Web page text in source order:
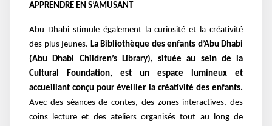
APPRENDRE EN S’AMUSANT
Abu Dhabi stimule également la curiosité et la créativité
des plus jeunes. La Bibliothèque des enfants d’Abu Dhabi
(Abu Dhabi Children’s Library), située au sein de la
Cultural Foundation, est un espace lumineux et
accueillant conçu pour éveiller la créativité des enfants.
Avec des séances de contes, des zones interactives, des
coins lecture et des ateliers organisés tout au long de